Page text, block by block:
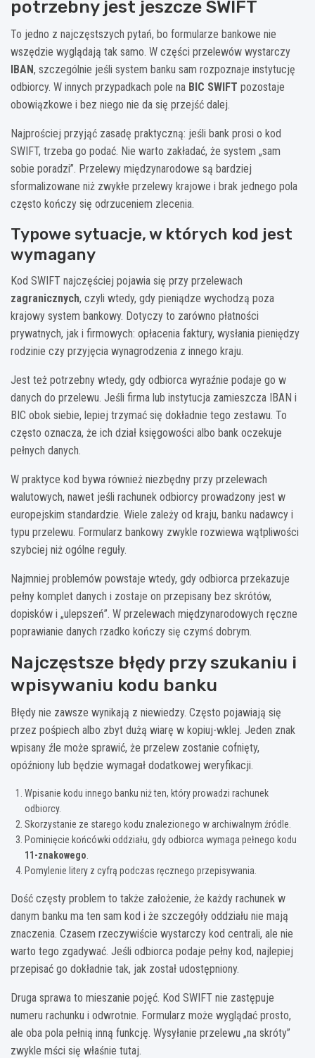
potrzebny jest jeszcze SWIFT
To jedno z najczęstszych pytań, bo formularze bankowe nie
wszędzie wyglądają tak samo. W części przelewów wystarczy
IBAN, szczególnie jeśli system banku sam rozpoznaje instytucję
odbiorcy. W innych przypadkach pole na BIC SWIFT pozostaje
obowiązkowe i bez niego nie da się przejść dalej.
Najprościej przyjąć zasadę praktyczną: jeśli bank prosi o kod
SWIFT, trzeba go podać. Nie warto zakładać, że system „sam
sobie poradzi”. Przelewy międzynarodowe są bardziej
sformalizowane niż zwykłe przelewy krajowe i brak jednego pola
często kończy się odrzuceniem zlecenia.
Typowe sytuacje, w których kod jest
wymagany
Kod SWIFT najczęściej pojawia się przy przelewach
zagranicznych, czyli wtedy, gdy pieniądze wychodzą poza
krajowy system bankowy. Dotyczy to zarówno płatności
prywatnych, jak i firmowych: opłacenia faktury, wysłania pieniędzy
rodzinie czy przyjęcia wynagrodzenia z innego kraju.
Jest też potrzebny wtedy, gdy odbiorca wyraźnie podaje go w
danych do przelewu. Jeśli firma lub instytucja zamieszcza IBAN i
BIC obok siebie, lepiej trzymać się dokładnie tego zestawu. To
często oznacza, że ich dział księgowości albo bank oczekuje
pełnych danych.
W praktyce kod bywa również niezbędny przy przelewach
walutowych, nawet jeśli rachunek odbiorcy prowadzony jest w
europejskim standardzie. Wiele zależy od kraju, banku nadawcy i
typu przelewu. Formularz bankowy zwykle rozwiewa wątpliwości
szybciej niż ogólne reguły.
Najmniej problemów powstaje wtedy, gdy odbiorca przekazuje
pełny komplet danych i zostaje on przepisany bez skrótów,
dopisków i „ulepszeń”. W przelewach międzynarodowych ręczne
poprawianie danych rzadko kończy się czymś dobrym.
Najczęstsze błędy przy szukaniu i
wpisywaniu kodu banku
Błędy nie zawsze wynikają z niewiedzy. Często pojawiają się
przez pośpiech albo zbyt dużą wiarę w kopiuj-wklej. Jeden znak
wpisany źle może sprawić, że przelew zostanie cofnięty,
opóźniony lub będzie wymagał dodatkowej weryfikacji.
Wpisanie kodu innego banku niż ten, który prowadzi rachunek
odbiorcy.
Skorzystanie ze starego kodu znalezionego w archiwalnym źródle.
Pominięcie końcówki oddziału, gdy odbiorca wymaga pełnego kodu
11-znakowego
Pomylenie litery z cyfrą podczas ręcznego przepisywania.
Dość częsty problem to także założenie, że każdy rachunek w
danym banku ma ten sam kod i że szczegóły oddziału nie mają
znaczenia. Czasem rzeczywiście wystarczy kod centrali, ale nie
warto tego zgadywać. Jeśli odbiorca podaje pełny kod, najlepiej
przepisać go dokładnie tak, jak został udostępniony.
Druga sprawa to mieszanie pojęć. Kod SWIFT nie zastępuje
numeru rachunku i odwrotnie. Formularz może wyglądać prosto,
ale oba pola pełnią inną funkcję. Wysyłanie przelewu „na skróty”
zwykle mści się właśnie tutaj.